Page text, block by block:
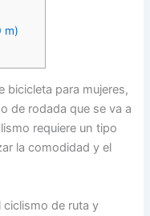
m)
bicicleta para mujeres,
de rodada que se va a
requiere un tipo
la comodidad y el
ciclismo de ruta y